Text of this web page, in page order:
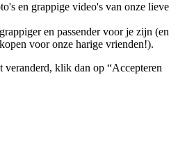
en grappige video's van onze lieve
en passender voor je zijn (en
voor onze harige vrienden!).
veranderd, klik dan op “Accepteren